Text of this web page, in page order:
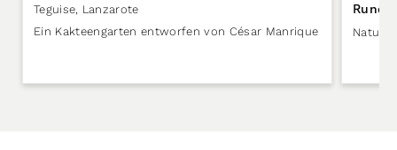
Teguise, Lanzarote
Ein Kakteengarten entworfen von César Manrique